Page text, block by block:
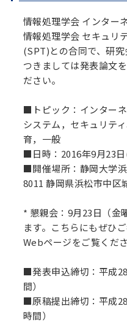
情報処理学会 インター
情報処理学会 セキュリ
(SPT)との合同で、研究
つきましては発表論文
ださい。
■ トピック：インター
システム，セキュリテ
育，一般
■日時：2016年9月23
■開催場所：静岡大学
8011 静岡県浜松市中区
* 懇親会：9月23日（金
ます。こちらにもぜひ
Webページをご覧くださ
■発表申込締切：平成
間）
■原稿提出締切：平成
時間）